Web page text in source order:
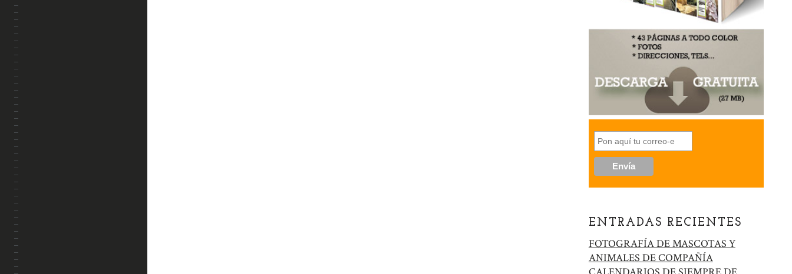
ENTRADAS RECIENTES
FOTOGRAFÍA DE MASCOTAS Y
ANIMALES DE COMPAÑÍA